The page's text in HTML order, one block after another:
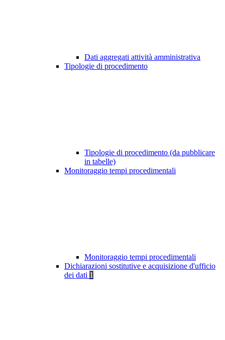
Dati aggregati attività amministrativa
Tipologie di procedimento
Tipologie di procedimento (da pubblicare
in tabelle)
Monitoraggio tempi procedimentali
Monitoraggio tempi procedimentali
Dichiarazioni sostitutive e acquisizione d'ufficio
dei dati 1